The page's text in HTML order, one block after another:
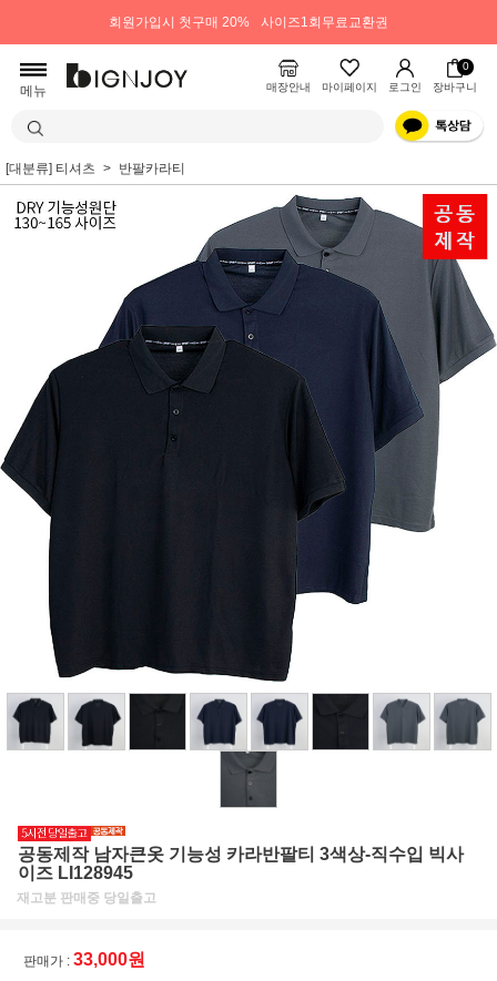
회원가입시 첫구매 20% 사이즈1회무료교환권
메뉴 매장안내 마이페이지 로그인
0
장바구니
[대분류] 티셔츠 반팔카라티
공동제작 남자큰옷 기능성 카라반팔티 3색상-직수입 빅사
이즈 LI128945
재고분 판매중 당일출고
판매가 : 33,000원